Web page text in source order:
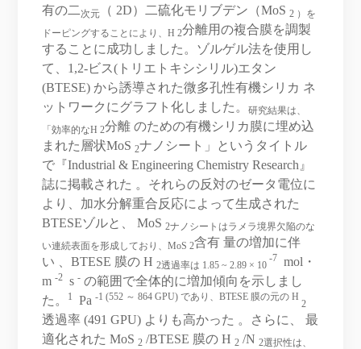
有の二 次元 （ 2D）二硫化モリブデン（MoS2 ）を
ドーピングすることにより、H2分離用の複合膜を調製
することに成功しました。ゾルゲル法を使用し
て、1,2-ビス(トリエトキシシリル)エタン
(BTESE) から誘導された微多孔性有機シリカ ネ
ットワークにグラフト化しました。研究結果は、
「効率的なH 2分離 のための有機シリカ膜に埋め込
まれた層状MoS2ナノシート」というタイトル
で『Industrial & Engineering Chemistry Research』
誌に掲載された 。それらの反対のゼータ電位に
より、加水分解重合反応によって生成された
BTESEゾルと、 MoS2ナノシートはラメラ境界欠陥のな
い連続表面を形成しており、MoS2含有 量の増加に伴
い 、BTESE 膜の H2透過率は 1.85 ~ 2.89 × 10
-7 mol・
m-2 s- の範囲で全体的に増加傾向を示しまし
た。
1 Pa-1 (552 ～ 864 GPU) であり、BTESE 膜の元の H
2
透過率 (491 GPU) よりも高かった 。さらに、 最
適化された MoS2 /BTESE 膜の H2 /N2選択性は、